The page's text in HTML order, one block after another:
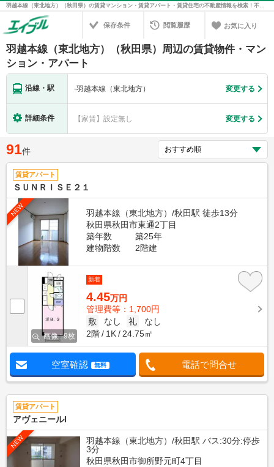
羽越本線（東北地方）（秋田県）の賃貸マンション・賃貸アパート・賃貸住宅の不動産情報を検索！不動産賃貸の物件探しは、お部屋探しのエイブル
保存条件 閲覧履歴 お気に入り
羽越本線（東北地方）（秋田県）周辺の賃貸物件・マン
ション・アパート
沿線・駅 -羽越本線（東北地方） 変更する
詳細条件 【家賃】設定無し 変更する
91件
賃貸アパート
ＳＵＮＲＩＳＥ２１
NEW
羽越本線（東北地方）/秋田駅 徒歩13分
秋田県秋田市東通2丁目
築年数
築25年
建物階数
2階建
画像 : 9枚
新着
4.45万円
管理費等：1,700円
敷
なし 礼
なし
2階
1K 24.75㎡
空室確認 無料 電話で問合せ
賃貸アパート
アヴェニールI
NEW
羽越本線（東北地方）/秋田駅 バス:30分:停歩
3分
秋田県秋田市御所野元町4丁目